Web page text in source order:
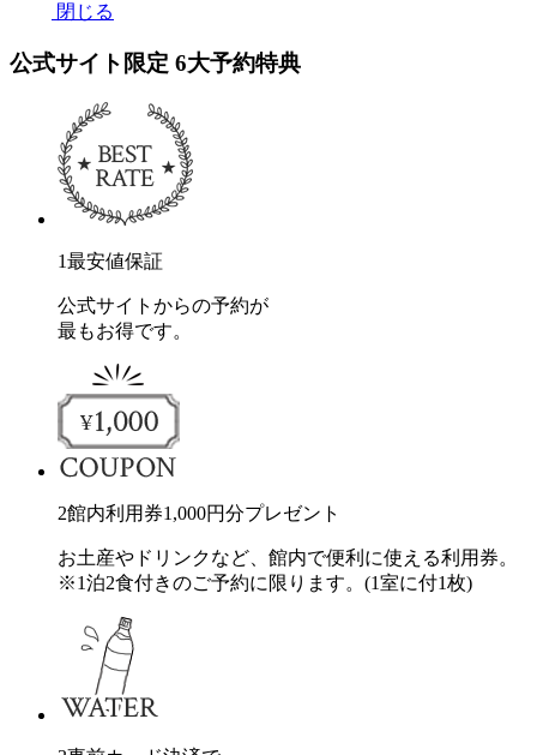
閉じる
公式サイト限定 6大予約特典
1最安値保証
公式サイトからの予約が
最もお得です。
2館内利用券1,000円分プレゼント
お土産やドリンクなど、館内で便利に使える利用券。
※1泊2食付きのご予約に限ります。(1室に付1枚)